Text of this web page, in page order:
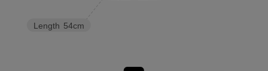
Length 54cm